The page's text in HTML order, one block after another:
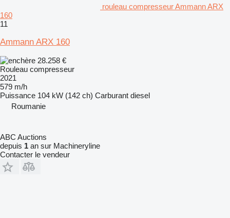
rouleau compresseur Ammann ARX
160
11
Ammann ARX 160
28.258 €
Rouleau compresseur
2021
579 m/h
Puissance 104 kW (142 ch) Carburant diesel
Roumanie
ABC Auctions
depuis 1 an sur Machineryline
Contacter le vendeur